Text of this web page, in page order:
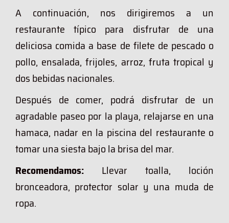
A continuación, nos dirigiremos a un
restaurante típico para disfrutar de una
deliciosa comida a base de filete de pescado o
pollo, ensalada, frijoles, arroz, fruta tropical y
dos bebidas nacionales.
Después de comer, podrá disfrutar de un
agradable paseo por la playa, relajarse en una
hamaca, nadar en la piscina del restaurante o
tomar una siesta bajo la brisa del mar.
Recomendamos: Llevar toalla, loción
bronceadora, protector solar y una muda de
ropa.